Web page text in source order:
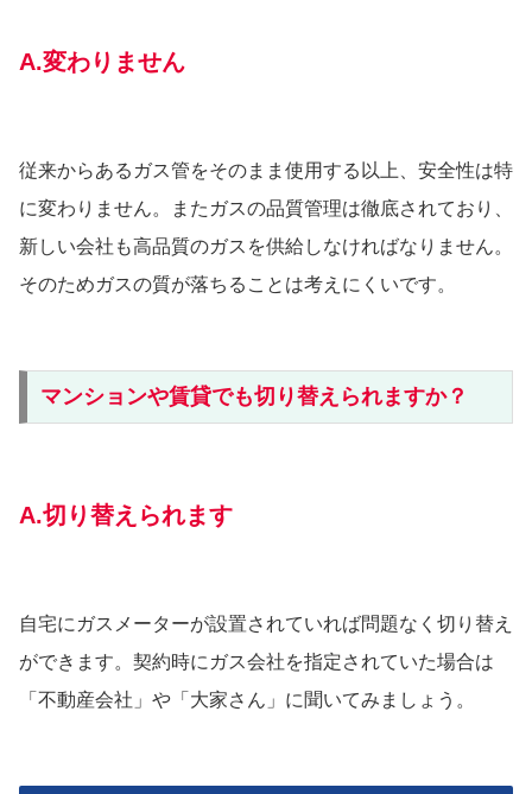
A.変わりません
従来からあるガス管をそのまま使用する以上、安全性は特
に変わりません。またガスの品質管理は徹底されており、
新しい会社も高品質のガスを供給しなければなりません。
そのためガスの質が落ちることは考えにくいです。
マンションや賃貸でも切り替えられますか？
A.切り替えられます
自宅にガスメーターが設置されていれば問題なく切り替え
ができます。契約時にガス会社を指定されていた場合は
「不動産会社」や「大家さん」に聞いてみましょう。